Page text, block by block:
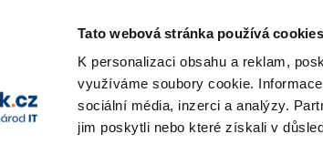
Tato webová stránka používá cookies
K personalizaci obsahu a reklam,
využíváme soubory cookie.
sociální média, inzerci a analýzy.
jim poskytli nebo které získali v
Vývoj systému
Provozní podmínky
RSS
Kontakt